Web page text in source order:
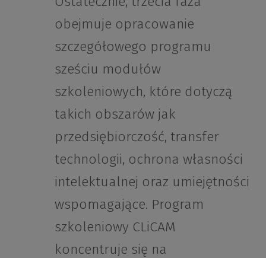
obejmuje opracowanie
szczegółowego programu
sześciu modułów
szkoleniowych, które dotyczą
takich obszarów jak
przedsiębiorczość, transfer
technologii, ochrona własności
intelektualnej oraz umiejętności
wspomagające. Program
szkoleniowy CLiCAM
koncentruje się na